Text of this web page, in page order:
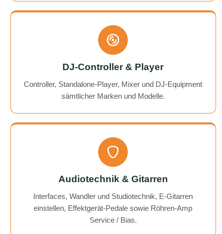
DJ-Controller & Player
Controller, Standalone-Player, Mixer und DJ-Equipment
sämtlicher Marken und Modelle.
Audiotechnik & Gitarren
Interfaces, Wandler und Studiotechnik, E-Gitarren
einstellen, Effektgerät-Pedale sowie Röhren-Amp
Service / Bias.